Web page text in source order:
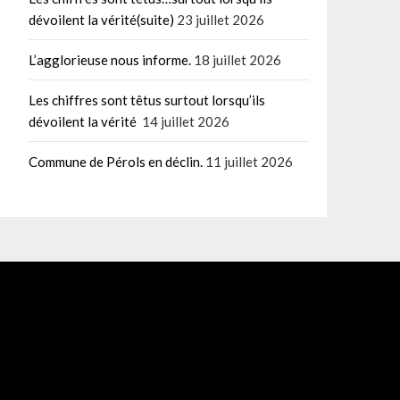
dévoilent la vérité(suite) 23 juillet 2026
L’agglorieuse nous informe. 18 juillet 2026
Les chiffres sont têtus surtout lorsqu’ils
dévoilent la vérité 14 juillet 2026
Commune de Pérols en déclin. 11 juillet 2026